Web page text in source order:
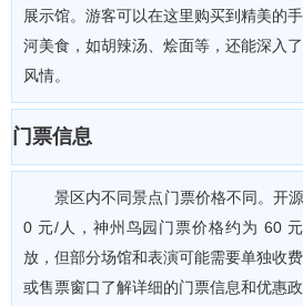
展示馆。游客可以在这里购买到精美的
河美食，如胡辣汤、烩面等，还能深入
风情。
门票信息
景区内不同景点门票价格不同。开
0 元/人，神州鸟园门票价格约为 60
放，但部分场馆和表演可能需要单独收
或售票窗口了解详细的门票信息和优惠政